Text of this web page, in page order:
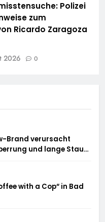
Polizei
zum
Ricardo Zaragoza
2026 0
Brand verursacht
und lange Staus
with a Cop“ in Bad